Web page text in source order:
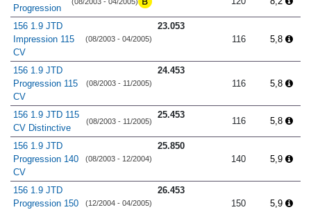
Progression
156 1.9 JTD
Impression 115
CV
(08/2003 - 04/2005)
23.053
116
5,8
156 1.9 JTD
Progression 115
CV
(08/2003 - 11/2005)
24.453
116
5,8
156 1.9 JTD 115
CV Distinctive
(08/2003 - 11/2005)
25.453
116 5,8
156 1.9 JTD
Progression 140
CV
(08/2003 - 12/2004)
25.850
140
5,9
156 1.9 JTD
Progression 150
(12/2004 - 04/2005)
26.453
150
5,9